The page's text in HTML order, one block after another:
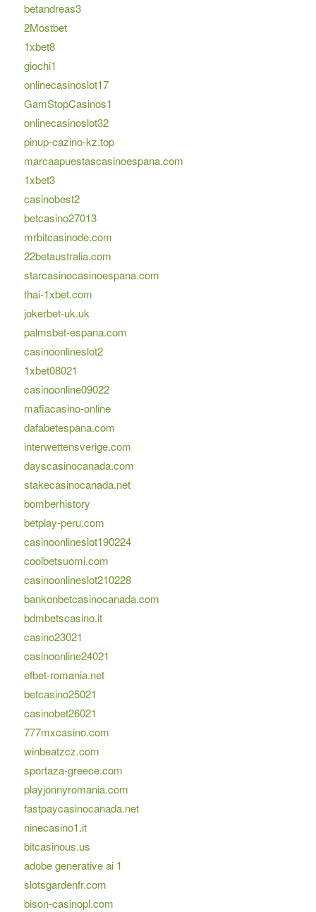
betandreas3
2Mostbet
1xbet8
giochi1
onlinecasinoslot17
GamStopCasinos1
onlinecasinoslot32
pinup-cazino-kz.top
marcaapuestascasinoespana.com
1xbet3
casinobest2
betcasino27013
mrbitcasinode.com
22betaustralia.com
starcasinocasinoespana.com
thai-1xbet.com
jokerbet-uk.uk
palmsbet-espana.com
casinoonlineslot2
1xbet08021
casinoonline09022
mafiacasino-online
dafabetespana.com
interwettensverige.com
dayscasinocanada.com
stakecasinocanada.net
bomberhistory
betplay-peru.com
casinoonlineslot190224
coolbetsuomi.com
casinoonlineslot210228
bankonbetcasinocanada.com
bdmbetscasino.it
casino23021
casinoonline24021
efbet-romania.net
betcasino25021
casinobet26021
777mxcasino.com
winbeatzcz.com
sportaza-greece.com
playjonnyromania.com
fastpaycasinocanada.net
ninecasino1.it
bitcasinous.us
adobe generative ai 1
slotsgardenfr.com
bison-casinopl.com